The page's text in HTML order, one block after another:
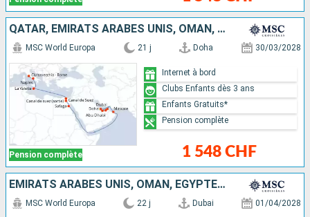
QATAR, EMIRATS ARABES UNIS, OMAN, EGYPTE, MALTE, ITALIE
Pension complète
MSC World Europa 21 j Doha 30/03/2028
1 548 CHF
Internet à bord
Clubs Enfants dès 3 ans
Enfants Gratuits*
Pension complète
EMIRATS ARABES UNIS, OMAN, EGYPTE, MALTE, ITALIE, FRANCE, ESPAGNE
MSC World Europa 22 j Dubai 01/04/2028